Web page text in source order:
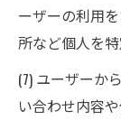
ーザーの利用
所など個人を
(7) ユーザーか
い合わせ内容